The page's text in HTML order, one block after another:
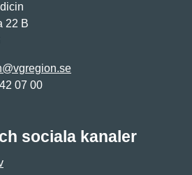
22 B
07 00
sociala kanaler